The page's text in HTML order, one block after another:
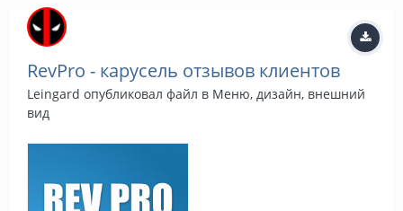
RevPro - карусель отзывов клиентов
Leingard опубликовал файл в Меню, дизайн, внешний
вид